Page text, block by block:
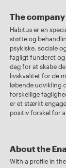
The company
Habitus er en
støtte og
psykiske, sociale
fagligt funderet og
dag for at skabe
livskvalitet for de
løbende udvikling
forskellige
er et stærkt
positiv forskel for
About the
With a profile in